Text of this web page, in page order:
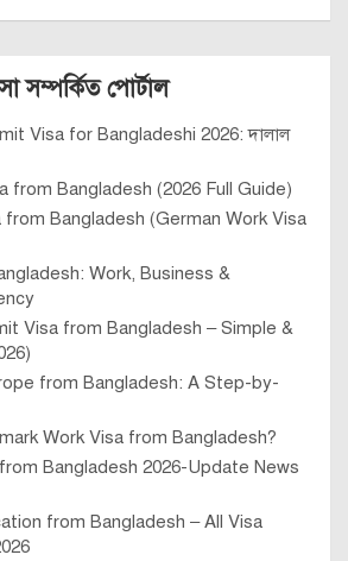
সম্পর্কিত পোর্টাল
Visa for Bangladeshi 2026: দালাল
from Bangladesh (2026 Full Guide)
Bangladesh (German Work Visa
Work, Business &
Visa from Bangladesh – Simple &
from Bangladesh: A Step-by-
Work Visa from Bangladesh?
Bangladesh 2026-Update News
from Bangladesh – All Visa